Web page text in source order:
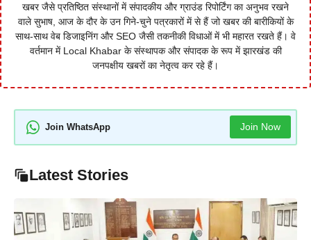
खबर जैसे प्रतिष्ठित संस्थानों में संपादकीय और ग्राउंड रिपोर्टिंग का अनुभव रखने
वाले सुभाष, आज के दौर के उन गिने-चुने पत्रकारों में से हैं जो खबर की बारीकियों के
साथ-साथ वेब डिजाइनिंग और SEO जैसी तकनीकी विधाओं में भी महारत रखते हैं। वे
वर्तमान में Local Khabar के संस्थापक और संपादक के रूप में झारखंड की
जनपक्षीय खबरों का नेतृत्व कर रहे हैं।
Join WhatsApp Join Now
Latest Stories